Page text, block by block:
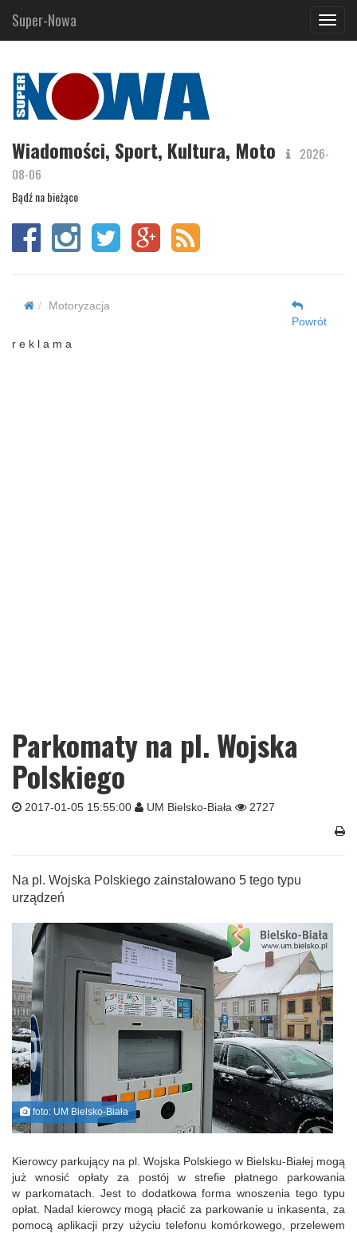
Super-Nowa
Wiadomości, Sport, Kultura, Moto
2026-
08-06
Bądź na bieżąco
Motoryzacja
Powrót
r e k l a m a
Parkomaty na pl. Wojska
Polskiego
2017-01-05 15:55:00 UM Bielsko-Biała 2727
Na pl. Wojska Polskiego zainstalowano 5 tego typu
urządzeń
foto: UM Bielsko-Biała
Kierowcy parkujący na pl. Wojska Polskiego w Bielsku-Białej mogą
już wnosić opłaty za postój w strefie płatnego parkowania
w parkomatach. Jest to dodatkowa forma wnoszenia tego typu
opłat. Nadal kierowcy mogą płacić za parkowanie u inkasenta, za
pomocą aplikacji przy użyciu telefonu komórkowego, przelewem